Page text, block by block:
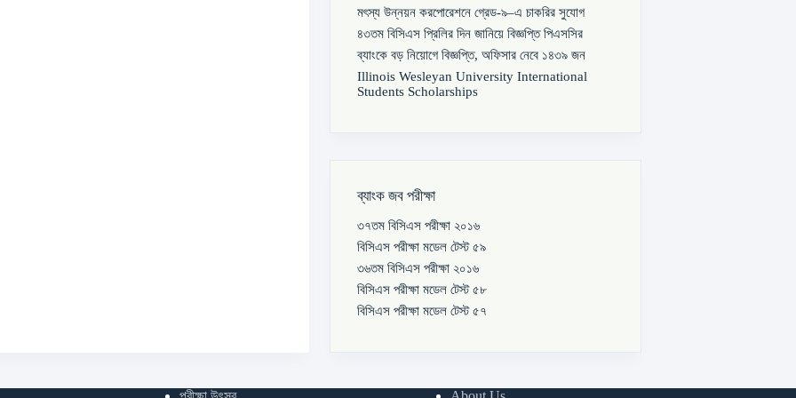
মৎস্য উন্নয়ন করপোরেশনে গ্রেড-৯–এ চাকরির সুযোগ
৪৩তম বিসিএস প্রিলির দিন জানিয়ে বিজ্ঞপ্তি পিএসসির
ব্যাংকে বড় নিয়োগে বিজ্ঞপ্তি, অফিসার নেবে ১৪৩৯ জন
Illinois Wesleyan University International
Students Scholarships
ব্যাংক জব পরীক্ষা
৩৭তম বিসিএস পরীক্ষা ২০১৬
বিসিএস পরীক্ষা মডেল টেস্ট ৫৯
৩৬তম বিসিএস পরীক্ষা ২০১৬
বিসিএস পরীক্ষা মডেল টেস্ট ৫৮
বিসিএস পরীক্ষা মডেল টেস্ট ৫৭